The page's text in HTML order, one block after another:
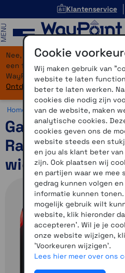
Klantenservice
Nee, je bent niet verdwaald!
een flinke upgrade gekregen.
WayPoint-service, maar dan in
Ontdek hier wat er allemaal
Home >Fiets >Varia >Garmin
Garmin Varia
wielershirt
Cookie
Wij maken gebruik van
website te laten
beter te laten werken.
cookies die nodig zijn
van de website, maken
analytische cookies.
cookies geven ons de
website steeds een
en jou als klant beter
zijn. Ook plaatsen wij
en partijen waar we mee
gedrag kunnen volgen
informatie kunnen
mogelijk gebruik wilt
website, klik hieronder
accepteren'. Wil je je
onze website wijzigen,
'Voorkeuren wijzigen'.
Lees hier meer over ons